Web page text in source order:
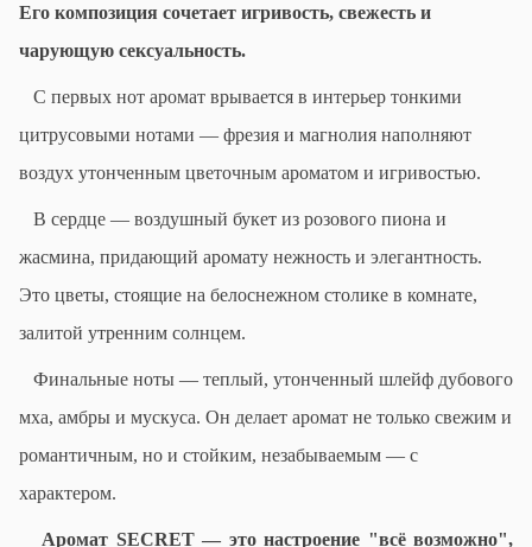
Его композиция сочетает игривость, свежесть и
чарующую сексуальность.
С первых нот аромат врывается в интерьер тонкими
цитрусовыми нотами — фрезия и магнолия наполняют
воздух утонченным цветочным ароматом и игривостью.
В сердце — воздушный букет из розового пиона и
жасмина, придающий аромату нежность и элегантность.
Это цветы, стоящие на белоснежном столике в комнате,
залитой утренним солнцем.
Финальные ноты — теплый, утонченный шлейф дубового
мха, амбры и мускуса. Он делает аромат не только свежим и
романтичным, но и стойким, незабываемым — с
характером.
Аромат SECRET— это настроение "всё возможно",